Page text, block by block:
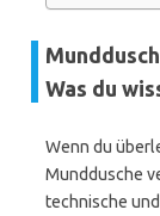
Was du
Wenn du
Munddusche
technische